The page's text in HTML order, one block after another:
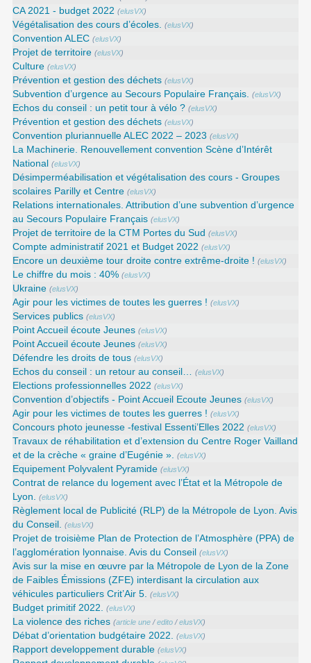
CA 2021 - budget 2022 (elusVX)
Végétalisation des cours d’écoles. (elusVX)
Convention ALEC (elusVX)
Projet de territoire (elusVX)
Culture (elusVX)
Prévention et gestion des déchets (elusVX)
Subvention d’urgence au Secours Populaire Français. (elusVX)
Echos du conseil : un petit tour à vélo ? (elusVX)
Prévention et gestion des déchets (elusVX)
Convention pluriannuelle ALEC 2022 – 2023 (elusVX)
La Machinerie. Renouvellement convention Scène d’Intérêt
National
(elusVX)
Désimperméabilisation et végétalisation des cours - Groupes
scolaires Parilly et Centre (elusVX)
Relations internationales. Attribution d’une subvention d’urgence
au Secours Populaire Français (elusVX)
Projet de territoire de la CTM Portes du Sud (elusVX)
Compte administratif 2021 et Budget 2022 (elusVX)
Encore un deuxième tour droite contre extrême-droite ! (elusVX)
Le chiffre du mois : 40% (elusVX)
Ukraine (elusVX)
Agir pour les victimes de toutes les guerres ! (elusVX)
Services publics (elusVX)
Point Accueil écoute Jeunes (elusVX)
Point Accueil écoute Jeunes (elusVX)
Défendre les droits de tous (elusVX)
Echos du conseil : un retour au conseil… (elusVX)
Elections professionnelles 2022 (elusVX)
Convention d’objectifs - Point Accueil Ecoute Jeunes (elusVX)
Agir pour les victimes de toutes les guerres ! (elusVX)
Concours photo jeunesse -festival Essenti’Elles 2022 (elusVX)
Travaux de réhabilitation et d’extension du Centre Roger Vailland
et de la crèche « graine d’Eugénie ». (elusVX)
Equipement Polyvalent Pyramide (elusVX)
Contrat de relance du logement avec l’État et la Métropole de
Lyon. (elusVX)
Règlement local de Publicité (RLP) de la Métropole de Lyon. Avis
du Conseil. (elusVX)
Projet de troisième Plan de Protection de l’Atmosphère (PPA) de
l’agglomération lyonnaise. Avis du Conseil
(elusVX)
Avis sur la mise en œuvre par la Métropole de Lyon de la Zone
de Faibles Émissions (ZFE) interdisant la circulation aux
véhicules particuliers Crit’Air 5. (elusVX)
Budget primitif 2022. (elusVX)
La violence des riches (article une /edito /elusVX)
Débat d’orientation budgétaire 2022. (elusVX)
Rapport developpement durable (elusVX)